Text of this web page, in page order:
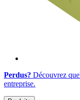
Perdus? Découvrez
entreprise.